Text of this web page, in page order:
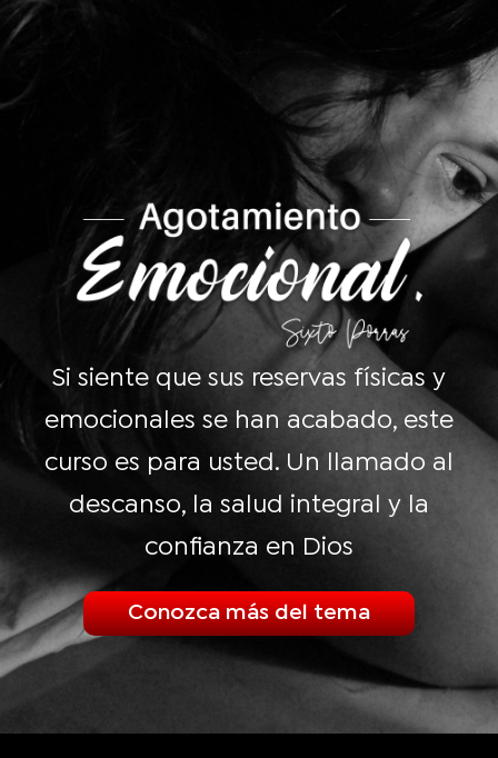
Si siente que sus reservas físicas y
emocionales se han acabado, este
curso es para usted. Un llamado al
descanso, la salud integral y la
confianza en Dios
Conozca más del tema